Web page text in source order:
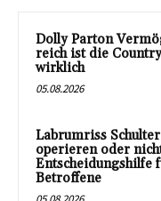
Dolly Parton
reich ist die
wirklich
05.08.2026
Labrumriss Schulter
operieren oder
Entscheidungshilfe
Betroffene